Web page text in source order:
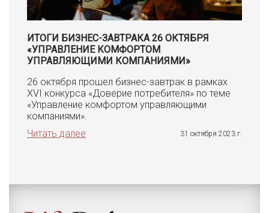
ИТОГИ БИЗНЕС-ЗАВТРАКА 26 ОКТЯБРЯ
«УПРАВЛЕНИЕ КОМФОРТОМ
УПРАВЛЯЮЩИМИ КОМПАНИЯМИ»
26 октября прошел бизнес-завтрак в рамках
XVI конкурса «Доверие потребителя» по теме
«Управление комфортом управляющими
компаниями».
Читать далее
31 октября 2023 г.